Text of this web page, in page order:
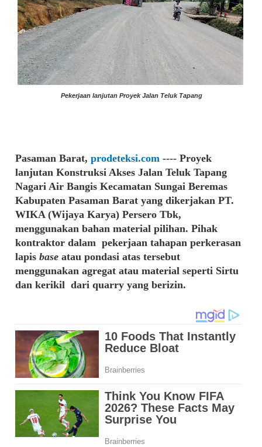
Pekerjaan lanjutan Proyek Jalan Teluk Tapang
Pasaman Barat,prodeteksi.com ---- Proyek
lanjutan Konstruksi Akses Jalan Teluk Tapang
Nagari Air Bangis Kecamatan Sungai Beremas
Kabupaten Pasaman Barat yang dikerjakan PT.
WIKA (Wijaya Karya) Persero Tbk,
menggunakan bahan material pilihan. Pihak
kontraktor dalam pekerjaan tahapan perkerasan
lapisbaseatau pondasi atas tersebut
menggunakan agregat atau material seperti Sirtu
dan kerikil dari quarry yang berizin.